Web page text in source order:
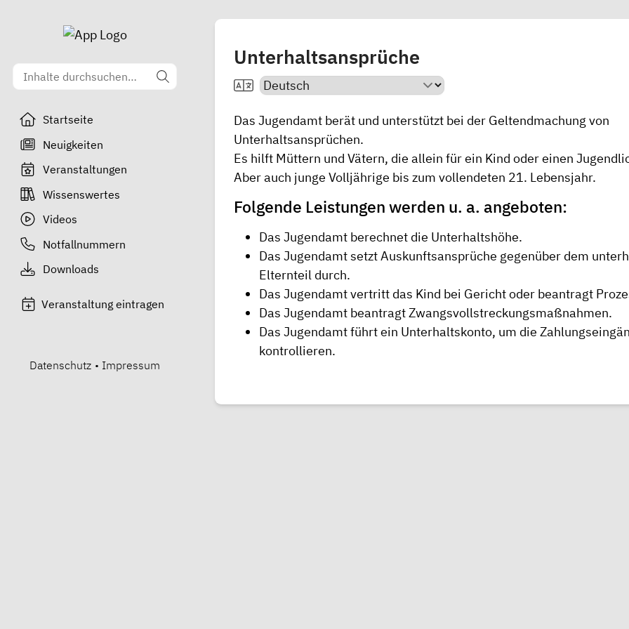
Startseite
Neuigkeiten
Veranstaltungen
Wissenswertes
Videos
Notfallnummern
Downloads
Veranstaltung eintragen
Datenschutz • Impressum
Unterhaltsansprüche
Das Jugendamt berät und unterstützt bei der Geltendmachung von
Unterhaltsansprüchen.
Es hilft Müttern und Vätern, die allein für ein Kind oder einen
Aber auch junge Volljährige bis zum vollendeten 21. Lebensjahr.
Folgende Leistungen werden u. a. angeboten:
Das Jugendamt berechnet die Unterhaltshöhe.
Das Jugendamt setzt Auskunftsansprüche gegenüber dem
Elternteil durch.
Das Jugendamt vertritt das Kind bei Gericht oder beantragt
Das Jugendamt beantragt Zwangsvollstreckungsmaßnahmen.
Das Jugendamt führt ein Unterhaltskonto, um die
kontrollieren.